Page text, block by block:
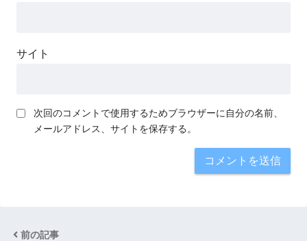
サイト
次回のコメントで使用するためブラウザーに自分の名前、
メールアドレス、サイトを保存する。
前の記事